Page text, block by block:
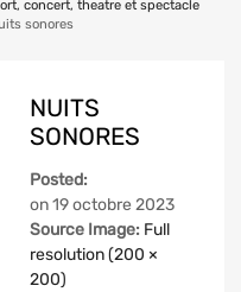
concert, theatre et spectacle
sonores
NUITS
SONORES
Posted:
on19 octobre 2023
Source Image: Full
resolution (200 ×
200)